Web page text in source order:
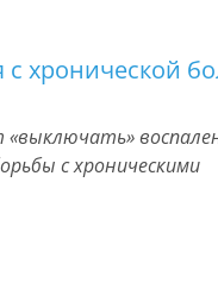
с хронической
«выключать»
с хроническими